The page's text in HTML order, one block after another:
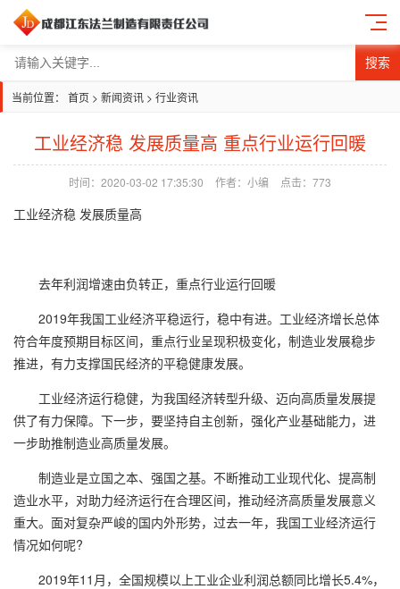
搜索
当前位置： 首页 > 新闻资讯 > 行业资讯
工业经济稳 发展质量高 重点行业运行回暖
时间：2020-03-02 17:35:30 作者：小编 点击： 773
工业经济稳 发展质量高
去年利润增速由负转正，重点行业运行回暖
2019年我国工业经济平稳运行，稳中有进。工业经济增长总体
符合年度预期目标区间，重点行业呈现积极变化，制造业发展稳步
推进，有力支撑国民经济的平稳健康发展。
工业经济运行稳健，为我国经济转型升级、迈向高质量发展提
供了有力保障。下一步，要坚持自主创新，强化产业基础能力，进
一步助推制造业高质量发展。
制造业是立国之本、强国之基。不断推动工业现代化、提高制
造业水平，对助力经济运行在合理区间，推动经济高质量发展意义
重大。面对复杂严峻的国内外形势，过去一年，我国工业经济运行
情况如何呢?
2019年11月，全国规模以上工业企业利润总额同比增长5.4%，